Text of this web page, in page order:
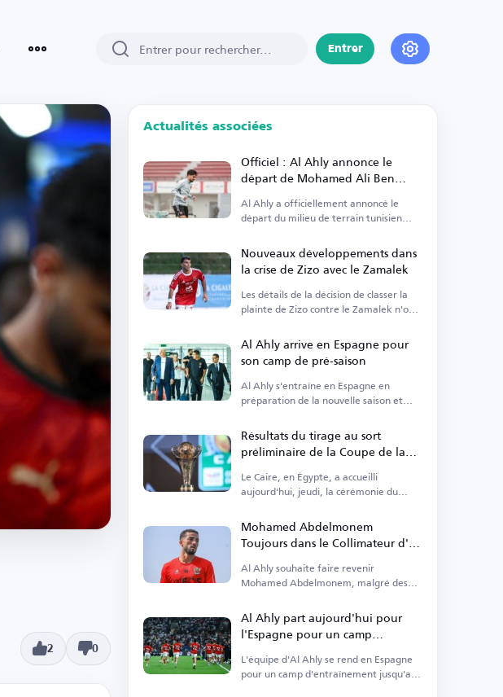
Entrer
2 0
Actualités associées
Officiel : Al Ahly annonce le
départ de Mohamed Ali Ben
Ramadan
Al Ahly a officiellement annoncé le
départ du milieu de terrain tunisien
Nouveaux développements dans
la crise de Zizo avec le Zamalek
Les détails de la décision de classer la
plainte de Zizo contre le Zamalek n'ont
Al Ahly arrive en Espagne pour
son camp de pré-saison
Al Ahly s'entraîne en Espagne en
préparation de la nouvelle saison et
Résultats du tirage au sort
préliminaire de la Coupe de la
Confédération Africaine 2026-
2027
Le Caire, en Égypte, a accueilli
aujourd'hui, jeudi, la cérémonie du
Mohamed Abdelmonem
Toujours dans le Collimateur d'Al
Ahly
Al Ahly souhaite faire revenir
Mohamed Abdelmonem, malgré des
Al Ahly part aujourd'hui pour
l'Espagne pour un camp
d'entraînement
L'équipe d'Al Ahly se rend en Espagne
pour un camp d'entraînement jusqu'au